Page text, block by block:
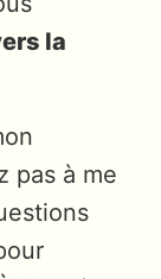
la
pas à me